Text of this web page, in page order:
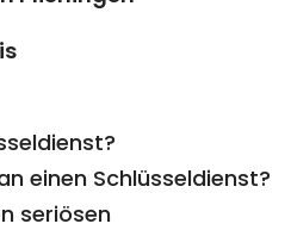
einen Schlüsseldienst?
seriösen